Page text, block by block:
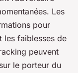
Les
pour
les faiblesses de
peuvent
le porteur du